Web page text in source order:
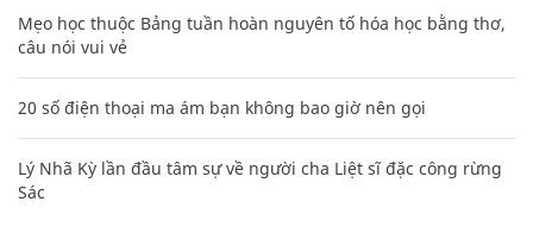
Mẹo học thuộc Bảng tuần hoàn nguyên tố hóa học bằng thơ,
câu nói vui vẻ
20 số điện thoại ma ám bạn không bao giờ nên gọi
Lý Nhã Kỳ lần đầu tâm sự về người cha Liệt sĩ đặc công rừng
Sác